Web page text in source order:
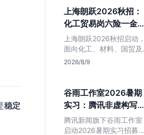
稳定
是否适合这种高强度职业
起步。
上海朗跃2026秋招：
化工贸易岗六险一金
+落户，值不值得投？
上海朗跃2026秋招启动，
面向化工、材料、国贸及
金融专业。提供六险一金
本文解读岗位需求与福利
含金量，帮应届生快速判
断投递价值。
2026/8/9
谷雨工作室2026暑期
实习：腾讯非虚构写作
平台，仅限新闻社会学
专业
腾讯新闻旗下谷雨工作室
启动2026暑期实习招募。